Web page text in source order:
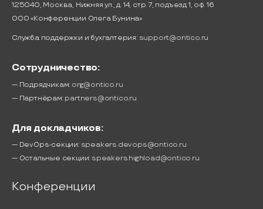
125040, Москва, Нижняя ул., д. 14, стр. 7, подъезд 1, оф. 16
ООО «Конференции Олега Бунина»
Служба поддержки и бухгалтерия: support@ontico.ru
Сотрудничество:
— Подрядчикам: org@ontico.ru
— Партнёрам: partners@ontico.ru
Для докладчиков:
— DevOps-секции: speakers.devops@ontico.ru
— Остальные секции: speakers.highload@ontico.ru
Конференции